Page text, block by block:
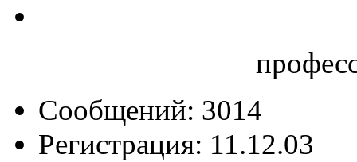
Сообщений: 3014
Регистрация: 11.12.03